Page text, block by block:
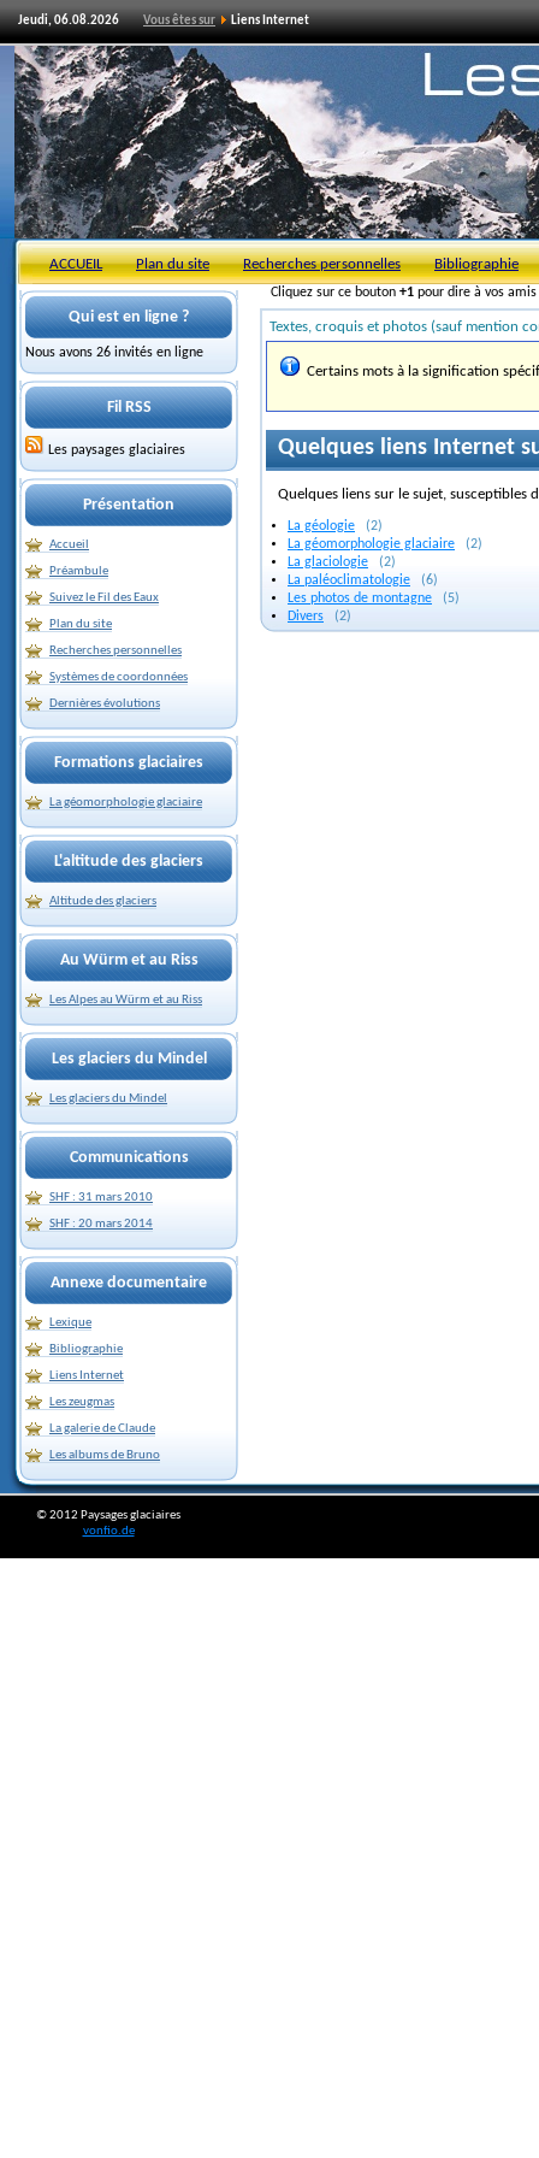
Jeudi, 06.08.2026 Vous êtes sur Liens Internet
ACCUEIL Plan du site Recherches personnelles Bibliographie
Cliquez sur ce bouton +1 pour dire à vos
Qui est en ligne ?
Nous avons 26 invités en ligne
Fil RSS
Les paysages glaciaires
Présentation
Accueil
Préambule
Suivez le Fil des Eaux
Plan du site
Recherches personnelles
Systèmes de coordonnées
Dernières évolutions
Formations glaciaires
La géomorphologie glaciaire
L'altitude des glaciers
Altitude des glaciers
Au Würm et au Riss
Les Alpes au Würm et au Riss
Les glaciers du Mindel
Les glaciers du Mindel
Communications
SHF : 31 mars 2010
SHF : 20 mars 2014
Annexe documentaire
Lexique
Bibliographie
Liens Internet
Les zeugmas
La galerie de Claude
Les albums de Bruno
Textes, croquis et photos (sauf mention
Certains mots à la signification
Quelques liens Internet
Quelques liens sur le sujet, susceptibles
La géologie
(2)
La géomorphologie glaciaire
(2)
La glaciologie
(2)
La paléoclimatologie
(6)
Les photos de montagne
(5)
Divers
(2)
© 2012 Paysages glaciaires
vonfio.de